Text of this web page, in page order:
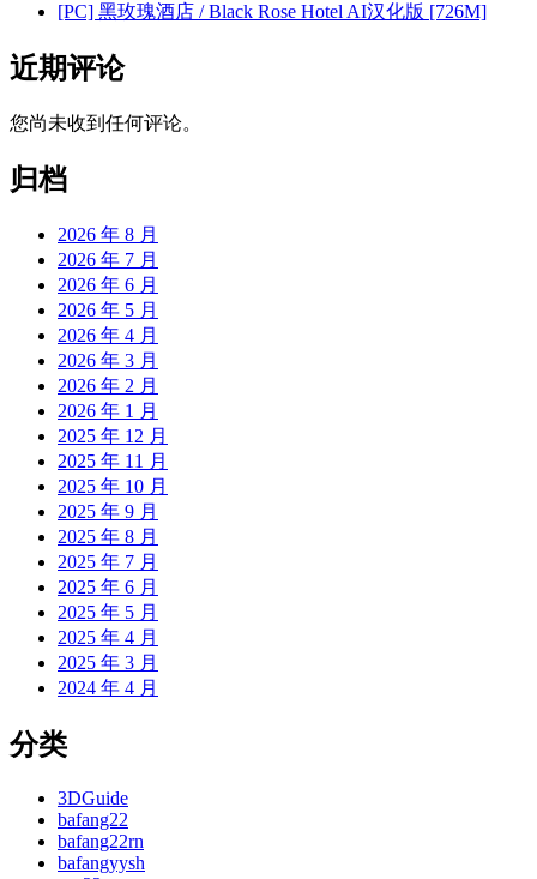
[PC] 黑玫瑰酒店 / Black Rose Hotel AI汉化版 [726M]
近期评论
您尚未收到任何评论。
归档
2026 年 8 月
2026 年 7 月
2026 年 6 月
2026 年 5 月
2026 年 4 月
2026 年 3 月
2026 年 2 月
2026 年 1 月
2025 年 12 月
2025 年 11 月
2025 年 10 月
2025 年 9 月
2025 年 8 月
2025 年 7 月
2025 年 6 月
2025 年 5 月
2025 年 4 月
2025 年 3 月
2024 年 4 月
分类
3DGuide
bafang22
bafang22rn
bafangyysh